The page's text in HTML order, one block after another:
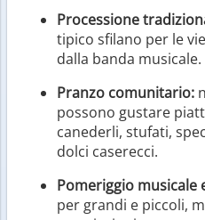
Processione
tipico sfilano per le
dalla banda musicale.
Pranzo comunitario:
possono gustare
canederli, stufati,
dolci caserecci.
Pomeriggio musicale
per grandi e piccoli,